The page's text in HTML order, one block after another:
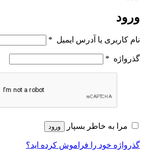
ورود
نام کاربری یا آدرس ایمیل *
گذرواژه *
مرا به خاطر بسپار ورود
گذرواژه خود را فراموش کرده اید؟